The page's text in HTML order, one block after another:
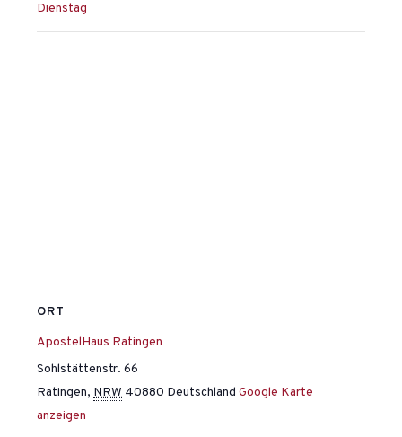
Dienstag
ORT
ApostelHaus Ratingen
Sohlstättenstr. 66
Ratingen, NRW 40880 Deutschland Google Karte
anzeigen